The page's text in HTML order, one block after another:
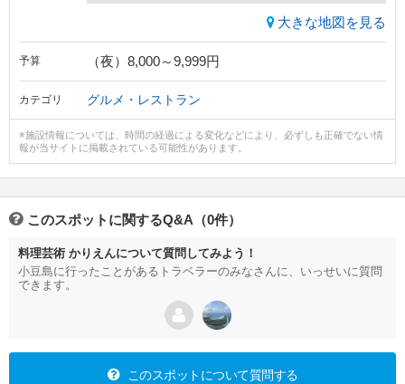
大きな地図を見る
予算 （夜）8,000～9,999円
カテゴリ グルメ・レストラン
※施設情報については、時間の経過による変化などにより、必ずしも正確でない情
報が当サイトに掲載されている可能性があります。
このスポットに関するQ&A（0件）
料理芸術 かりえんについて質問してみよう！
小豆島に行ったことがあるトラベラーのみなさんに、いっせいに質問
できます。
このスポットについて質問する